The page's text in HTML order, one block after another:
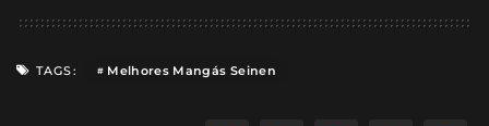
TAGS: Melhores Mangás Seinen